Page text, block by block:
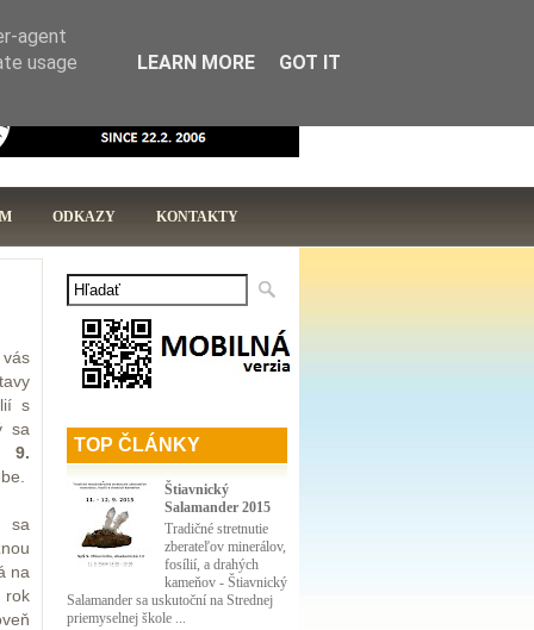
ODKAZY KONTAKTY
s
sa
9.
sa
na
rok
TOP ČLÁNKY
Štiavnický
Salamander 2015
Tradičné stretnutie
zberateľov minerálov,
fosílií, a drahých
kameňov - Štiavnický
Salamander sa uskutoční na Strednej
priemyselnej škole ...
agent
usage
LEARN MORE GOT IT